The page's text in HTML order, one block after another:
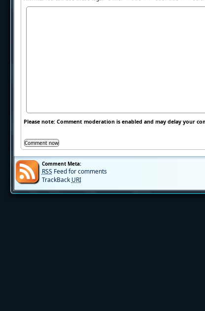
Please note: Comment moderation is enabled and may delay your
Comment Meta:
RSS Feed for comments
TrackBack URI